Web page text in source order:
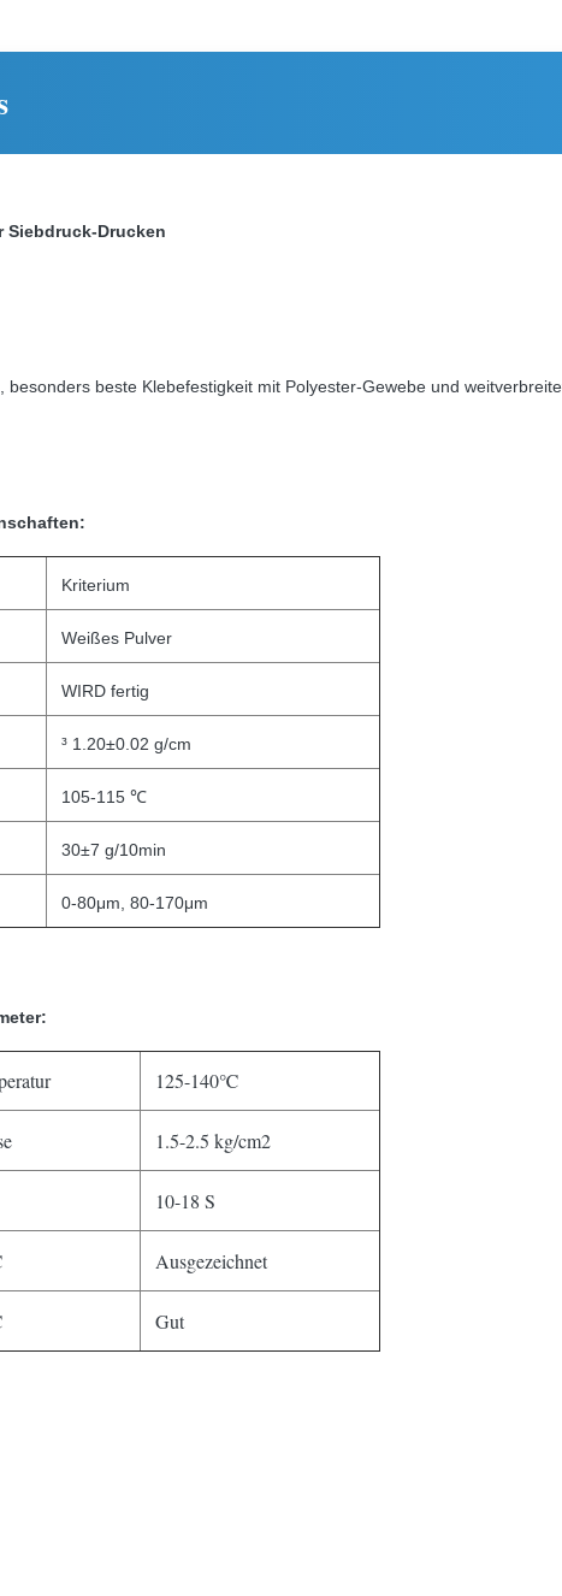
Siebdruck-Drucken
beste Klebefestigkeit mit Polyester-Gewebe und
Kriterium
Weißes Pulver
WIRD fertig
³ 1.20±0.02 g/cm
105-115 ℃
30±7 g/10min
0-80μm, 80-170μm
125-140℃
1.5-2.5 kg/cm2
10-18 S
Ausgezeichnet
Gut